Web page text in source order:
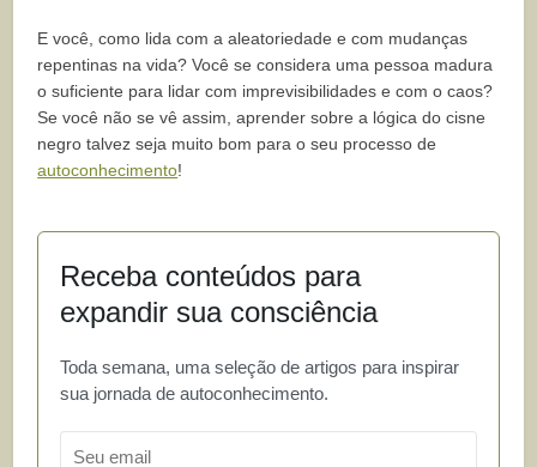
E você, como lida com a aleatoriedade e com mudanças
repentinas na vida? Você se considera uma pessoa madura
o suficiente para lidar com imprevisibilidades e com o caos?
Se você não se vê assim, aprender sobre a lógica do cisne
negro talvez seja muito bom para o seu processo de
autoconhecimento!
Receba conteúdos para
expandir sua consciência
Toda semana, uma seleção de artigos para inspirar
sua jornada de autoconhecimento.